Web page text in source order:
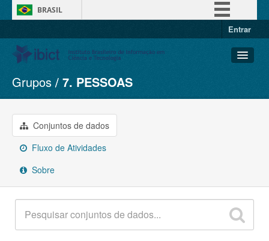
BRASIL
Entrar
Conjuntos de dados
Organizações
Grupos
Sobre
Grupos 7. PESSOAS
Conjuntos de dados
Fluxo de Atividades
Sobre